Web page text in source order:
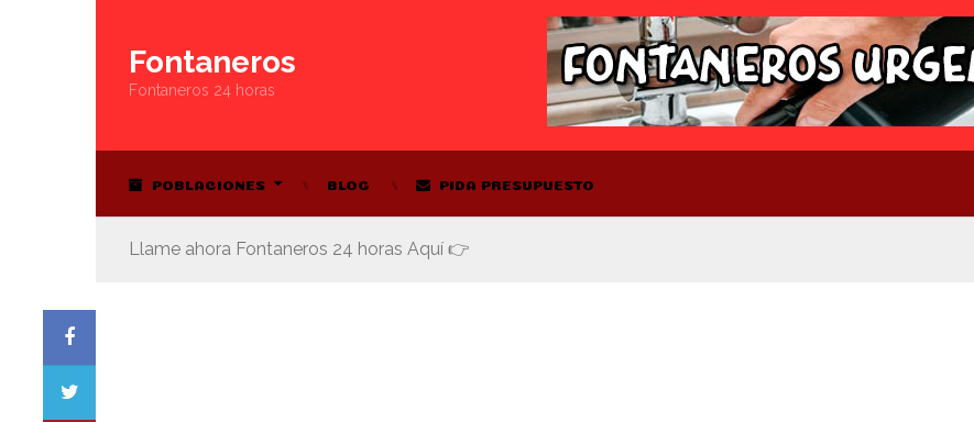
Fontaneros
Fontaneros 24 horas
POBLACIONES BLOG PIDA PRESUPUESTO
Llame ahora Fontaneros 24 horas Aquí 👉